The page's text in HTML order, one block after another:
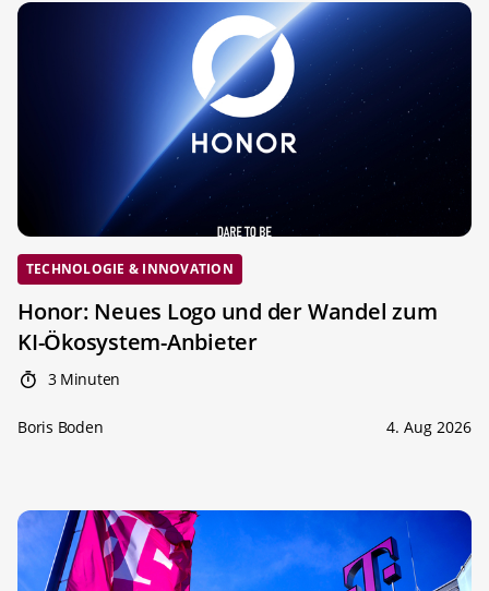
TECHNOLOGIE & INNOVATION
Honor: Neues Logo und der Wandel zum
KI-Ökosystem-Anbieter
3 Minuten
Boris Boden 4. Aug 2026